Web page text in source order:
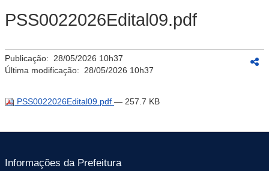
PSS0022026Edital09.pdf
Publicação: 28/05/2026 10h37
Última modificação: 28/05/2026 10h37
PSS0022026Edital09.pdf — 257.7 KB
Informações da Prefeitura